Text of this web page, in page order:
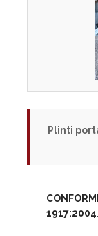
Plinti
1917:2004